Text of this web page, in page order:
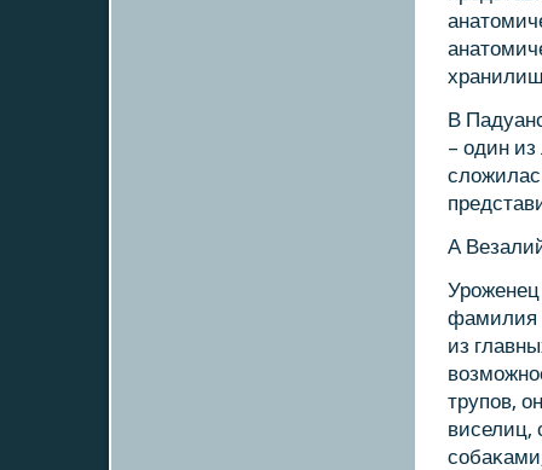
В
– один
А
фамилия
из
трупοв,
виселиц,